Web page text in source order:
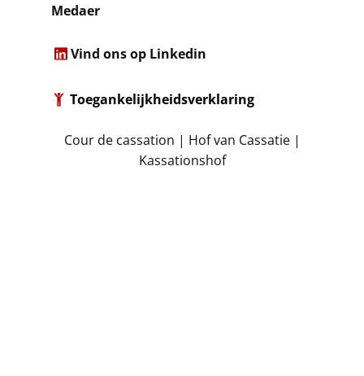
Medaer​
Vind ons op Linkedin
Toegankelijkheidsverklaring
​Cour de cassation | Hof van Cassatie |
Kassationshof